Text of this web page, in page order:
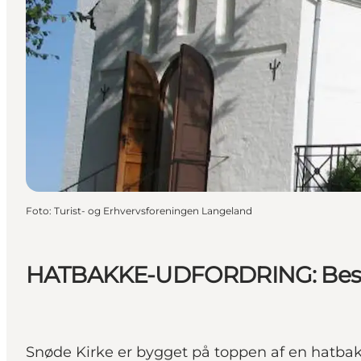
HATBAKKE-UDFORDRING:
Snøde Kirke er bygget på toppen af en
Foto: Turist- og Erhvervsforeningen Langeland